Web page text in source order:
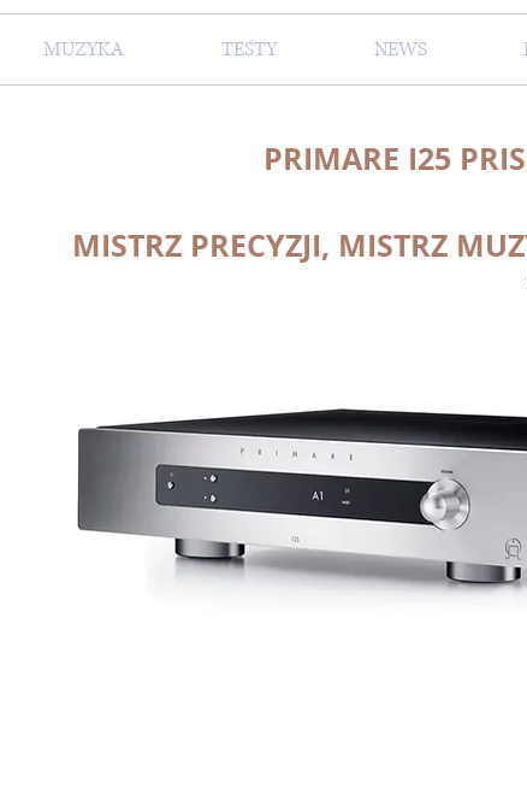
PRIMARE I25
MISTRZ PRECYZJI, MISTRZ
MUZYKA TESTY NEWS